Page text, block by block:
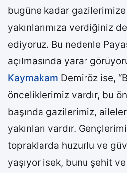
bugüne kadar
yakınlarımıza verdiğiniz
ediyoruz. Bu nedenle
açılmasında yarar
Kaymakam Demiröz ise,
önceliklerimiz vardır, bu
başında gazilerimiz,
yakınları vardır.
topraklarda huzurlu ve
yaşıyor isek, bunu şehit